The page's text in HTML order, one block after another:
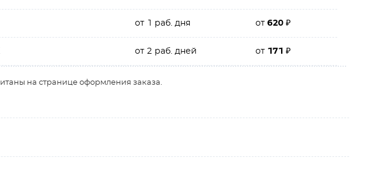
от 1 раб. дня от620₽
от 2 раб. дней от 171₽
на странице оформления заказа.